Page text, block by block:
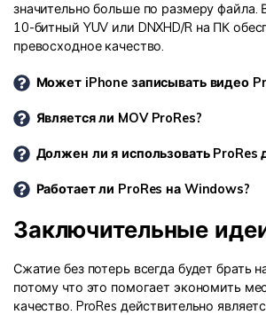
значительно больше по размеру файла.
10-битный YUV или DNXHD/R на ПК
превосходное качество.
Может iPhone записывать видео
Является ли MOV ProRes?
Должен ли я использовать ProRes
Работает ли ProRes на Windows?
Заключительные
Сжатие без потерь всегда будет брать
потому что это помогает экономить
качество. ProRes действительно